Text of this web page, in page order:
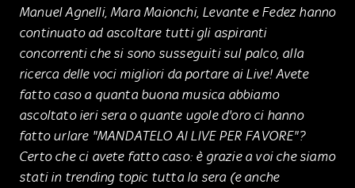
Manuel Agnelli, Mara Maionchi, Levante e Fedez hanno
continuato ad ascoltare tutti gli aspiranti
concorrenti che si sono susseguiti sul palco, alla
ricerca delle voci migliori da portare ai Live! Avete
fatto caso a quanta buona musica abbiamo
ascoltato ieri sera o quante ugole d'oro ci hanno
fatto urlare "MANDATELO AI LIVE PER FAVORE"?
Certo che ci avete fatto caso: è grazie a voi che siamo
stati in trending topic tutta la sera (e anche